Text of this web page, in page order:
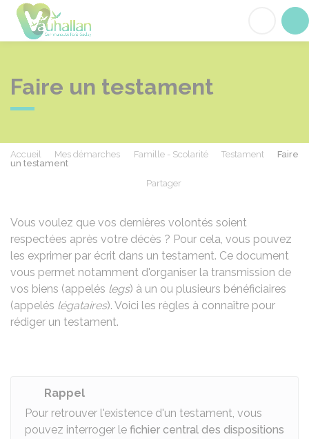
Faire un testament
Accueil Mes démarches Famille - Scolarité Testament
Faire
un testament
Partager
Vous voulez que vos dernières volontés soient
respectées après votre décès ? Pour cela, vous pouvez
les exprimer par écrit dans un testament. Ce document
vous permet notamment d'organiser la transmission de
vos biens (appelés legs) à un ou plusieurs bénéficiaires
(appelés légataires). Voici les règles à connaître pour
rédiger un testament.
Rappel
Pour retrouver l'existence d'un testament, vous
pouvez interroger le fichier central des dispositions